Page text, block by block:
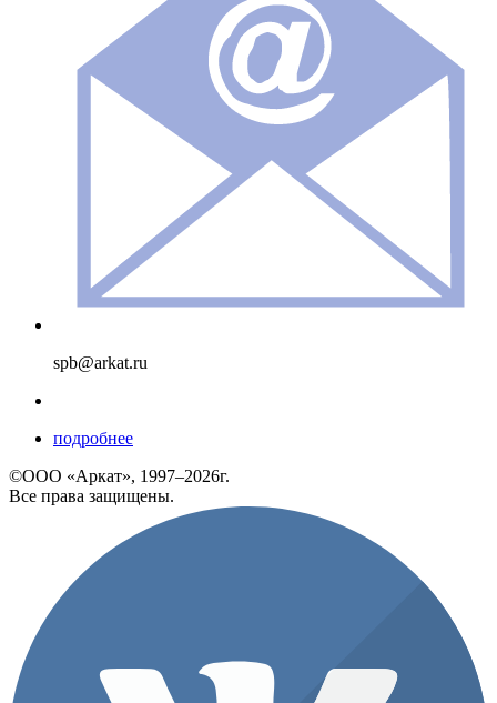
spb@arkat.ru
подробнее
©ООО «Аркат», 1997–2026г.
Все права защищены.